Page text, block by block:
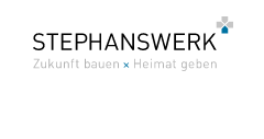
Inhalt
springen